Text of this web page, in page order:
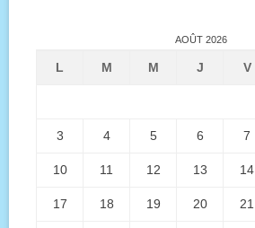
AOÛT 2026
L M M J V
3 4 5 6 7
10 11 12 13 14
17 18 19 20 21